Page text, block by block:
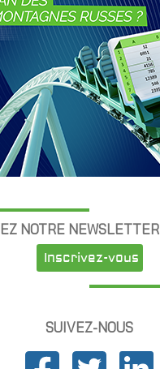
NOTRE NEWSLETTER
Inscrivez-vous
SUIVEZ-NOUS